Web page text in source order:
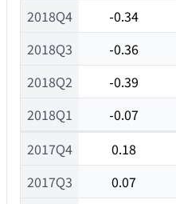
2018Q4
2018Q3
2018Q2
2018Q1
2017Q4
2017Q3
-0.34
-0.36
-0.39
-0.07
0.18
0.07